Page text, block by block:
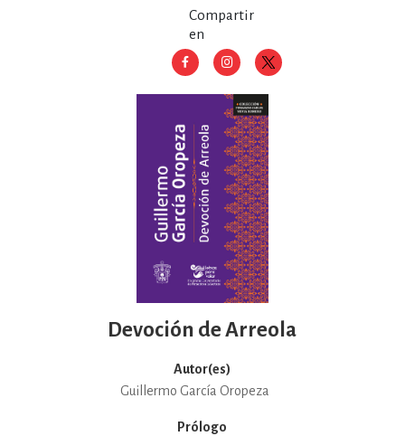
Compartir
en
Devoción de Arreola
Autor(es)
Guillermo García Oropeza
Prólogo